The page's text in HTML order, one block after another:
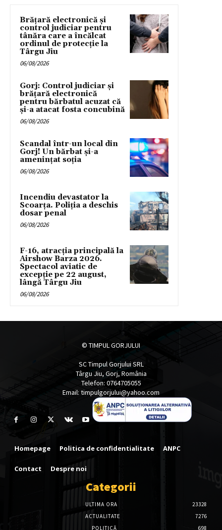
Brățară electronică și
control judiciar pentru
tânăra care a încălcat
ordinul de protecție la
Târgu Jiu
06/08/2026
Gorj: Control judiciar și
brățară electronică
pentru bărbatul acuzat că
și-a atacat fosta concubină
06/08/2026
Scandal într-un local din
Gorj! Un bărbat și-a
amenințat soția
06/08/2026
Incendiu devastator la
Scoarța. Poliția a deschis
dosar penal
06/08/2026
F-16, atracția principală la
Airshow Barza 2026.
Spectacol aviatic de
excepție pe 22 august,
lângă Târgu Jiu
06/08/2026
© TIMPUL GORJULUI
SC Timpul Gorjului SRL
Târgu Jiu, Gorj, România
Telefon: 0764705055
Email: timpulgorjului@yahoo.com
Homepage Politica de confidentialitate ANPC
Contact Despre noi
Categorii
ULTIMA ORA
23328
ACTUALITATE
7276
POLITICĂ
698